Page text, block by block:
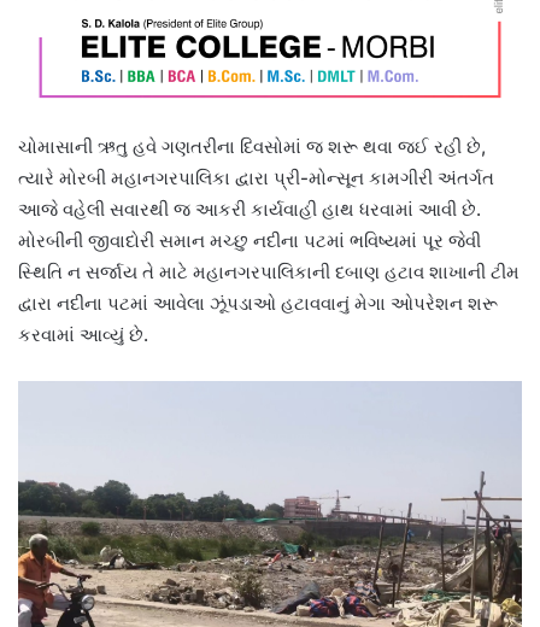
ચોમાસાની ઋતુ હવે ગણતરીના દિવસોમાં જ શરૂ થવા જઈ રહી છે,
ત્યારે મોરબી મહાનગરપાલિકા દ્વારા પ્રી-મોન્સૂન કામગીરી અંતર્ગત
આજે વહેલી સવારથી જ આકરી કાર્યવાહી હાથ ધરવામાં આવી છે.
મોરબીની જીવાદોરી સમાન મચ્છુ નદીના પટમાં ભવિષ્યમાં પૂર જેવી
સ્થિતિ ન સર્જાય તે માટે મહાનગરપાલિકાની દબાણ હટાવ શાખાની ટીમ
દ્વારા નદીના પટમાં આવેલા ઝૂંપડાઓ હટાવવાનું મેગા ઓપરેશન શરૂ
કરવામાં આવ્યું છે.